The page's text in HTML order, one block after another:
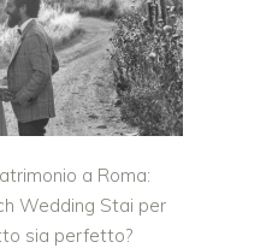
a Roma:
Wedding Stai per
sia perfetto?